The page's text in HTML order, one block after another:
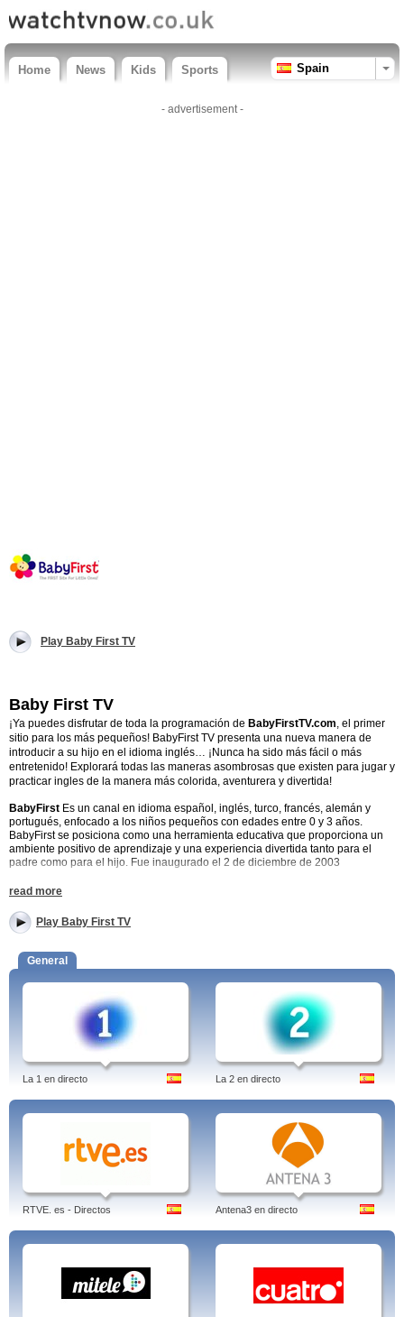
Home News Kids Sports Spain
- advertisement -
Play Baby First TV
Baby First TV
¡Ya puedes disfrutar de toda la programación de BabyFirstTV.com, el primer
sitio para los más pequeños! BabyFirst TV presenta una nueva manera de
introducir a su hijo en el idioma inglés… ¡Nunca ha sido más fácil o más
entretenido! Explorará todas las maneras asombrosas que existen para jugar y
practicar ingles de la manera más colorida, aventurera y divertida!
BabyFirst Es un canal en idioma español, inglés, turco, francés, alemán y
portugués, enfocado a los niños pequeños con edades entre 0 y 3 años.
BabyFirst se posiciona como una herramienta educativa que proporciona un
ambiente positivo de aprendizaje y una experiencia divertida tanto para el
padre como para el hijo. Fue inaugurado el 2 de diciembre de 2003
Babyfirstemite 24 horas durante los siete días de la semana ofreciendo una
mira a tu hijo florecer. La sede central del canal se encuentra en Los Ángeles,
EE.UU. Actualmente, se emite en diferentes idiomas, como inglés, alemán,
europea, se omiten los títulos en algunas ocasiones.
Tags: baby first tv, online, youtube, videos, español, birthday, games, store, izzi,
wikipedia, mexico
read more
Play Baby First TV
General
La 1 en directo La 2 en directo
RTVE. es - Directos Antena3 en directo